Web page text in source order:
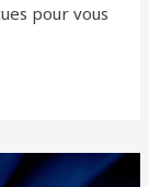
pour vous